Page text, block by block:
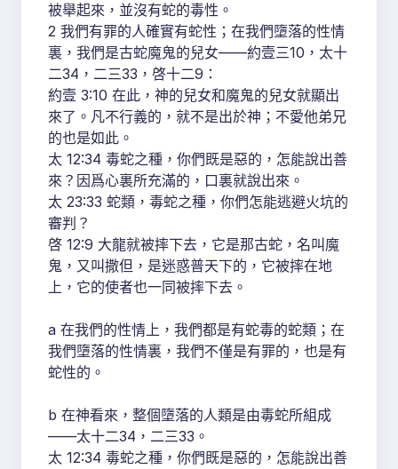
被舉起來，並沒有蛇的毒性。
2 我們有罪的人確實有蛇性；在我們墮落的性情
裏，我們是古蛇魔鬼的兒女——約壹三10，太十
二34，二三33，啓十二9：
約壹 3:10 在此，神的兒女和魔鬼的兒女就顯出
來了。凡不行義的，就不是出於神；不愛他弟兄
的也是如此。
太 12:34 毒蛇之種，你們既是惡的，怎能說出善
來？因爲心裏所充滿的，口裏就說出來。
太 23:33 蛇類，毒蛇之種，你們怎能逃避火坑的
審判？
啓 12:9 大龍就被摔下去，它是那古蛇，名叫魔
鬼，又叫撒但，是迷惑普天下的，它被摔在地
上，它的使者也一同被摔下去。
a 在我們的性情上，我們都是有蛇毒的蛇類；在
我們墮落的性情裏，我們不僅是有罪的，也是有
蛇性的。
b 在神看來，整個墮落的人類是由毒蛇所組成
——太十二34，二三33。
太 12:34 毒蛇之種，你們既是惡的，怎能說出善